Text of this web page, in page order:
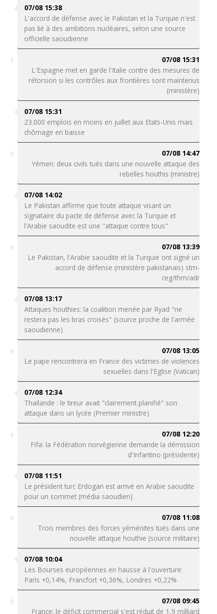
07/08 15:38
L'accord de défense avec le Pakistan et la Turquie n'est
pas lié à des ambitions nucléaires, selon une source
officielle saoudienne
07/08 15:31
L'Espagne met en garde l'Italie contre des mesures de
rétorsion si les contrôles aux frontières sont maintenus
(ministère)
07/08 15:31
23.000 emplois en moins en juillet aux Etats-Unis mais
chômage en baisse
07/08 14:47
Yémen: deux civils tués dans une nouvelle attaque des
rebelles houthis (ministre)
07/08 14:02
Le Pakistan affirme que toute attaque visant un
signataire du pacte de défense avec la Turquie et
l'Arabie saoudite est une "attaque contre tous"
07/08 13:39
Le Pakistan, l'Arabie saoudite et la Turquie ont signé un
accord de défense (ministère pakistanais) stm-
ceg/thm/adr
07/08 13:17
Attaques houthies: la coalition menée par Ryad "ne
restera pas les bras croisés" (source proche de l'armée
saoudienne)
07/08 13:05
Le pape rencontrera en France des victimes de violences
sexuelles dans l'Eglise (Vatican)
07/08 12:34
Thaïlande : le tireur avait "clairement planifié" son
attaque dans un lycée (Premier ministre)
07/08 12:20
Fifa: la Fédération norvégienne demande la démission
d'Infantino (présidente)
07/08 11:51
Le président turc Erdogan est arrivé en Arabie saoudite
pour un sommet (média saoudien)
07/08 11:08
Trois membres des forces yéménites tués dans une
nouvelle attaque houthie (source militaire)
07/08 10:04
Les Bourses européennes en hausse à l'ouverture:
Paris +0,14%, Francfort +0,36%, Londres +0,22%
07/08 09:45
France: le déficit commercial s'est réduit de 1,9 milliard